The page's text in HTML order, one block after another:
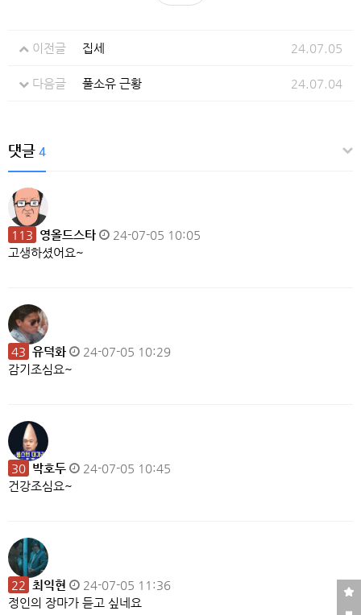
이전글 집세 24.07.05
다음글 풀소유 근황 24.07.04
댓글 4
113 영올드스타
24-07-05 10:05
고생하셨어요~
43 유덕화
24-07-05 10:29
감기조심요~
30 박호두
24-07-05 10:45
건강조심요~
22 최익현
24-07-05 11:36
정인의 장마가 듣고 싶네요